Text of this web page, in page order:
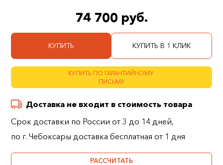
74 700 руб.
КУПИТЬ КУПИТЬ В 1 КЛИК
КУПИТЬ ПО ГАРАНТИЙНОМУ
ПИСЬМУ
Доставка не входит в стоимость товара
Срок доставки по России от 3 до 14 дней,
по г. Чебоксары доставка бесплатная от 1 дня
РАССЧИТАТЬ